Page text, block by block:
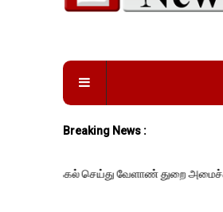
Breaking News :
வேளாண் துறை அமைச்சர் வினோத்